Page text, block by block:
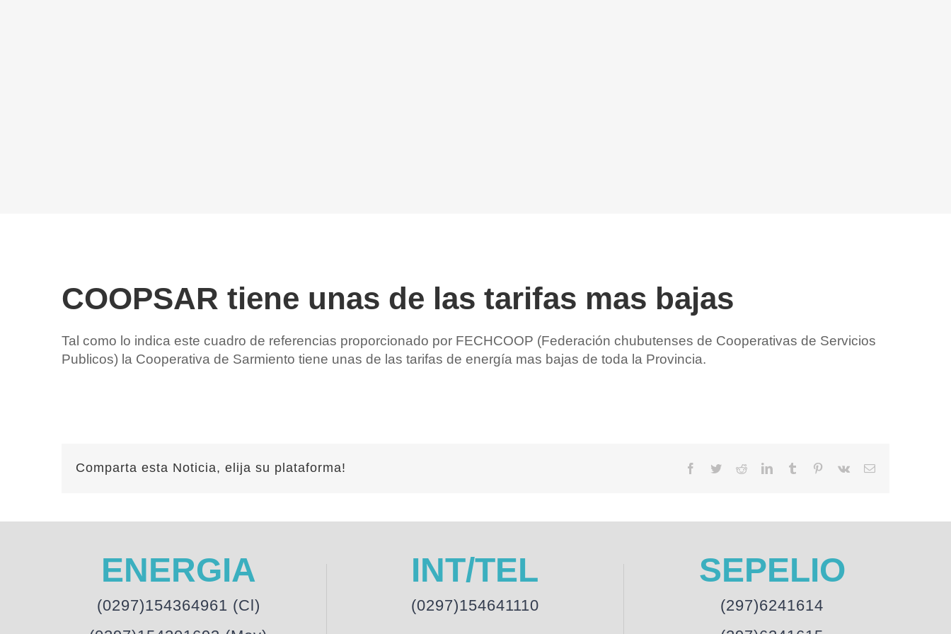
COOPSAR tiene unas de las tarifas mas bajas
Tal como lo indica este cuadro de referencias proporcionado por FECHCOOP (Federación chubutenses de Cooperativas de Servicios
Publicos) la Cooperativa de Sarmiento tiene unas de las tarifas de energía mas bajas de toda la Provincia.
Comparta esta Noticia, elija su plataforma! Facebook
TwitterRedditLinkedInTumblr Pinterest
Vk Email
ENERGIA
(0297)154364961 (Cl)
INT/TEL
(0297)154641110
SEPELIO
(297)6241614